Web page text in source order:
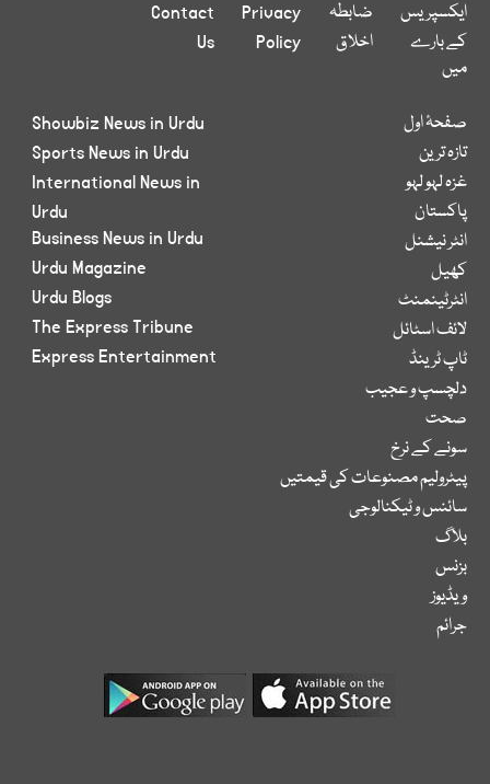
ایکسپریس
کے بارے
میں
ضابطہ
اخلاق
Privacy
Policy
Contact
Us
صفحۂ اول
تازہ ترین
غزہ لہو لہو
پاکستان
انٹر نیشنل
کھیل
انٹرٹینمنٹ
لائف اسٹائل
ٹاپ ٹرینڈ
دلچسپ و عجیب
صحت
سونے کے نرخ
پیٹرولیم مصنوعات کی قیمتیں
سائنس و ٹیکنالوجی
بلاگ
بزنس
ویڈیوز
جرائم
Showbiz News in Urdu
Sports News in Urdu
International News in
Urdu
Business News in Urdu
Urdu Magazine
Urdu Blogs
The Express Tribune
Express Entertainment